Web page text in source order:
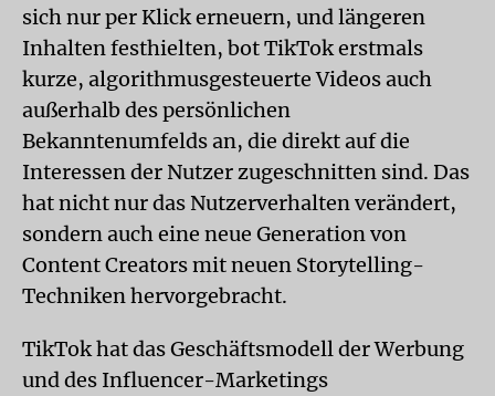
sich nur per Klick erneuern, und längeren
Inhalten festhielten, bot TikTok erstmals
kurze, algorithmusgesteuerte Videos auch
außerhalb des persönlichen
Bekanntenumfelds an, die direkt auf die
Interessen der Nutzer zugeschnitten sind. Das
hat nicht nur das Nutzerverhalten verändert,
sondern auch eine neue Generation von
Content Creators mit neuen Storytelling-
Techniken hervorgebracht.
TikTok hat das Geschäftsmodell der Werbung
und des Influencer-Marketings